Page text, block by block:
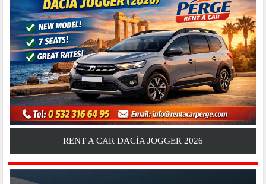
RENT A CAR DACIA JOGGER 2026